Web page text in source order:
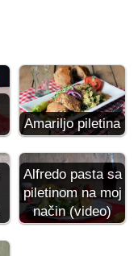
Amariljo piletina
Alfredo pasta sa
piletinom na moj
način (video)